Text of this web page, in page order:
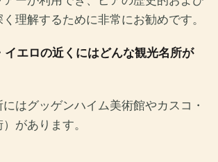
理解するために非常にお勧めです。
イエロの近くにはどんな観光名所が
はグッゲンハイム美術館やカスコ・
があります。